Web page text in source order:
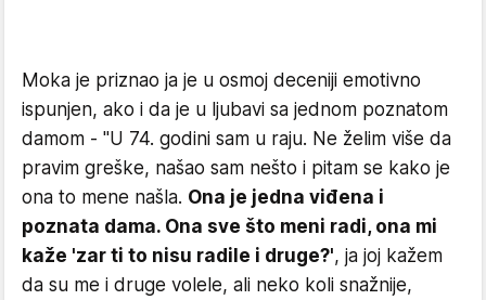
Moka je priznao ja je u osmoj deceniji emotivno
ispunjen, ako i da je u ljubavi sa jednom poznatom
damom - "U 74. godini sam u raju. Ne želim više da
pravim greške, našao sam nešto i pitam se kako je
ona to mene našla. Ona je jedna viđena i
poznata dama. Ona sve što meni radi, ona mi
kaže 'zar ti to nisu radile i druge?', ja joj kažem
da su me i druge volele, ali neko koli snažnije,